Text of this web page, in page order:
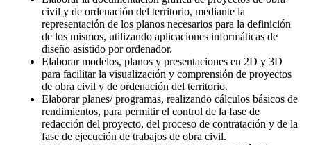
civil y de ordenación del territorio, mediante la
representación de los planos necesarios para la definición
de los mismos, utilizando aplicaciones informáticas de
diseño asistido por ordenador.
Elaborar modelos, planos y presentaciones en 2D y 3D
para facilitar la visualización y comprensión de proyectos
de obra civil y de ordenación del territorio.
Elaborar planes/ programas, realizando cálculos básicos de
rendimientos, para permitir el control de la fase de
redacción del proyecto, del proceso de contratación y de la
fase de ejecución de trabajos de obra civil.